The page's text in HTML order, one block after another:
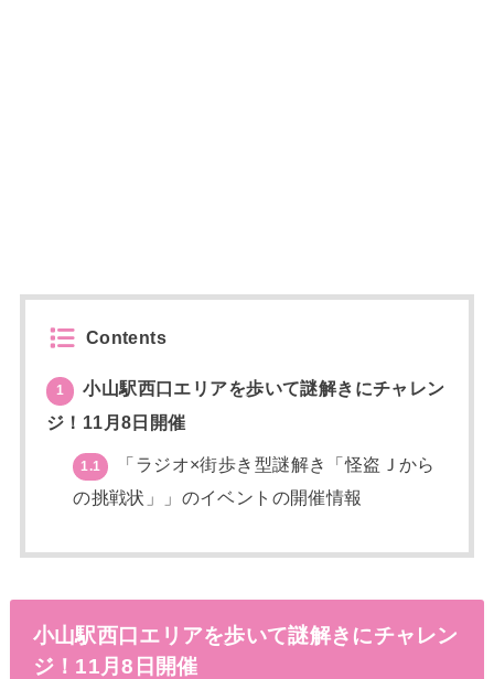
Contents
1
小山駅西口エリアを歩いて謎解きにチャレン
ジ！11月8日開催
1.1
「ラジオ×街歩き型謎解き「怪盗Ｊから
の挑戦状」」のイベントの開催情報
小山駅西口エリアを歩いて謎解きにチャレン
ジ！11月8日開催